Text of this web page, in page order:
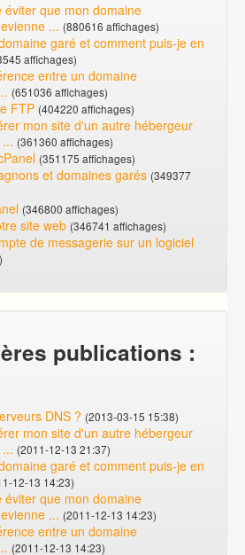
éviter que mon domaine
... (880616 affichages)
garé et comment puis-je en
affichages)
entre un domaine
(651036 affichages)
FTP (404220 affichages)
mon site d'un autre hébergeur
(361360 affichages)
(351175 affichages)
et domaines garés (349377
(346800 affichages)
site web (346741 affichages)
de messagerie sur un logiciel
publications :
DNS ? (2013-03-15 15:38)
mon site d'un autre hébergeur
(2011-12-13 21:37)
garé et comment puis-je en
12-13 14:23)
éviter que mon domaine
... (2011-12-13 14:23)
entre un domaine
(2011-12-13 14:23)